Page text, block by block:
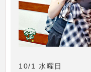
10/1 水曜日